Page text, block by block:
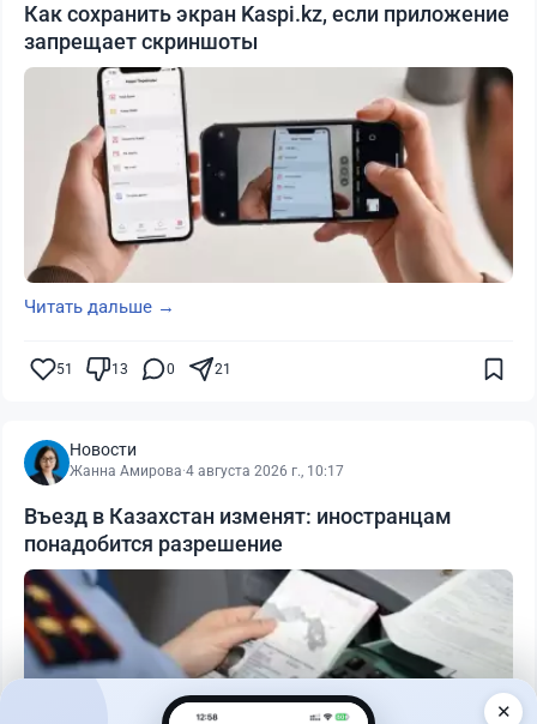
Как сохранить экран Kaspi.kz, если приложение
запрещает скриншоты
Читать дальше →
51 13 0 21
Новости
Жанна Амирова·4 августа 2026 г., 10:17
Въезд в Казахстан изменят: иностранцам
понадобится разрешение
✕